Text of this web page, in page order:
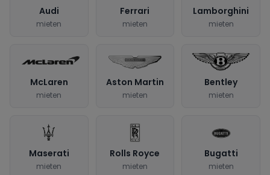
Audi
mieten
Ferrari
mieten
Lamborghini
mieten
McLaren
mieten
Aston Martin
mieten
Bentley
mieten
Maserati
mieten
Rolls Royce
mieten
Bugatti
mieten